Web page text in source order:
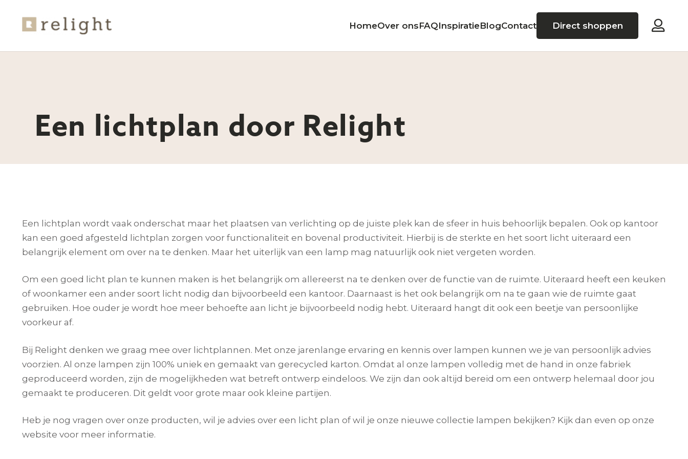
HomeOver onsFAQInspiratieBlogContact Direct shoppen
Een lichtplan door Relight
Een lichtplan wordt vaak onderschat maar het plaatsen van verlichting op de juiste plek kan de sfeer in huis behoorlijk bepalen. Ook op kantoor
kan een goed afgesteld lichtplan zorgen voor functionaliteit en bovenal productiviteit. Hierbij is de sterkte en het soort licht uiteraard een
belangrijk element om over na te denken. Maar het uiterlijk van een lamp mag natuurlijk ook niet vergeten worden.
Om een goed licht plan te kunnen maken is het belangrijk om allereerst na te denken over de functie van de ruimte. Uiteraard heeft een keuken
of woonkamer een ander soort licht nodig dan bijvoorbeeld een kantoor. Daarnaast is het ook belangrijk om na te gaan wie de ruimte gaat
gebruiken. Hoe ouder je wordt hoe meer behoefte aan licht je bijvoorbeeld nodig hebt. Uiteraard hangt dit ook een beetje van persoonlijke
voorkeur af.
Bij Relight denken we graag mee over lichtplannen. Met onze jarenlange ervaring en kennis over lampen kunnen we je van persoonlijk advies
voorzien. Al onze lampen zijn 100% uniek en gemaakt van gerecycled karton. Omdat al onze lampen volledig met de hand in onze fabriek
geproduceerd worden, zijn de mogelijkheden wat betreft ontwerp eindeloos. We zijn dan ook altijd bereid om een ontwerp helemaal door jou
gemaakt te produceren. Dit geldt voor grote maar ook kleine partijen.
Heb je nog vragen over onze producten, wil je advies over een licht plan of wil je onze nieuwe collectie lampen bekijken? Kijk dan even op onze
website voor meer informatie.